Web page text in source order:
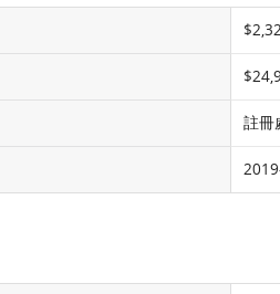
註冊